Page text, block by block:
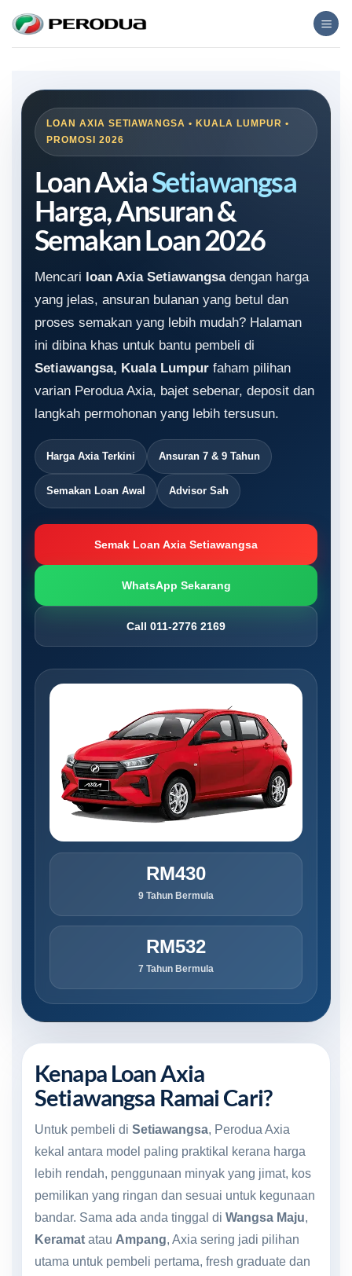
content
LOAN AXIA SETIAWANGSA • KUALA LUMPUR •
PROMOSI 2026
Loan AxiaSetiawangsa
Harga, Ansuran &
Semakan Loan 2026
Mencari loan Axia Setiawangsadengan harga
yang jelas, ansuran bulanan yang betul dan
proses semakan yang lebih mudah? Halaman
ini dibina khas untuk bantu pembeli di
Setiawangsa, Kuala Lumpur faham pilihan
varian Perodua Axia, bajet sebenar, deposit dan
langkah permohonan yang lebih tersusun.
Harga Axia Terkini Ansuran 7 & 9 Tahun
Semakan Loan Awal Advisor Sah
Semak Loan Axia Setiawangsa
WhatsApp Sekarang
Call 011-2776 2169
RM430
9 Tahun Bermula
RM532
7 Tahun Bermula
Kenapa Loan Axia
Setiawangsa Ramai Cari?
Untuk pembeli di Setiawangsa, Perodua Axia
kekal antara model paling praktikal kerana harga
lebih rendah, penggunaan minyak yang jimat, kos
pemilikan yang ringan dan sesuai untuk kegunaan
bandar. Sama ada anda tinggal di Wangsa Maju,
Keramat atau Ampang, Axia sering jadi pilihan
utama untuk pembeli pertama, fresh graduate dan